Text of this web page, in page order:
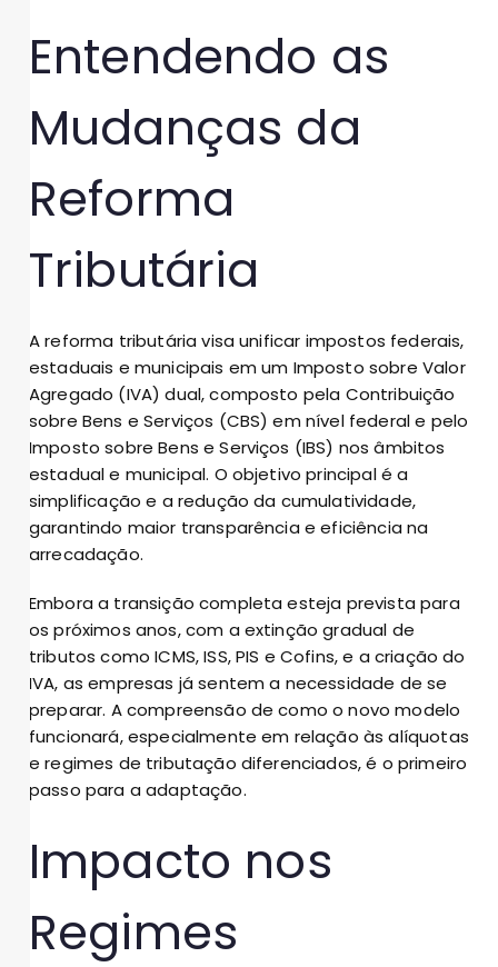
Entendendo as
Mudanças da
Reforma
Tributária
A reforma tributária visa unificar impostos federais,
estaduais e municipais em um Imposto sobre Valor
Agregado (IVA) dual, composto pela Contribuição
sobre Bens e Serviços (CBS) em nível federal e pelo
Imposto sobre Bens e Serviços (IBS) nos âmbitos
estadual e municipal. O objetivo principal é a
simplificação e a redução da cumulatividade,
garantindo maior transparência e eficiência na
arrecadação.
Embora a transição completa esteja prevista para
os próximos anos, com a extinção gradual de
tributos como ICMS, ISS, PIS e Cofins, e a criação do
IVA, as empresas já sentem a necessidade de se
preparar. A compreensão de como o novo modelo
funcionará, especialmente em relação às alíquotas
e regimes de tributação diferenciados, é o primeiro
passo para a adaptação.
Impacto nos
Regimes